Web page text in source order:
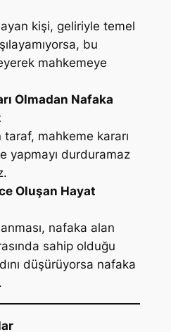
kişi, geliriyle temel
bu
mahkemeye
Olmadan Nafaka
mahkeme kararı
yapmayı durduramaz
Oluşan Hayat
nafaka alan
sahip olduğu
düşürüyorsa nafaka